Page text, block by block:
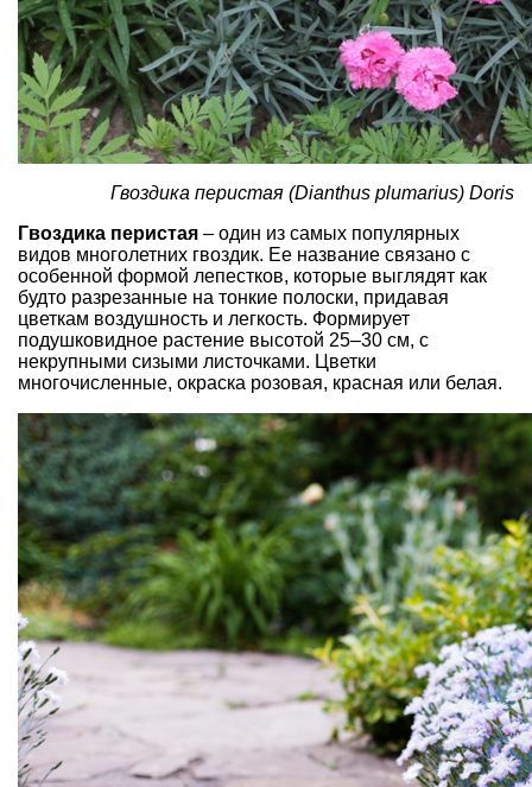
Гвоздика перистая (Dianthus plumarius) Doris
Гвоздика перистая – один из самых популярных
видов многолетних гвоздик. Ее название связано с
особенной формой лепестков, которые выглядят как
будто разрезанные на тонкие полоски, придавая
цветкам воздушность и легкость. Формирует
подушковидное растение высотой 25–30 см, с
некрупными сизыми листочками. Цветки
многочисленные, окраска розовая, красная или белая.